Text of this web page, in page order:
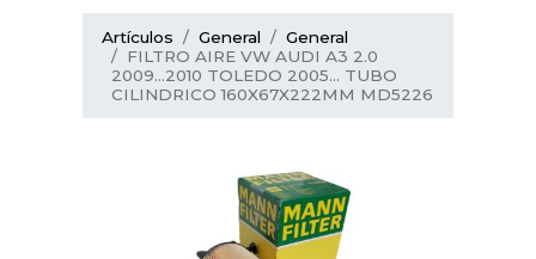
Artículos General
General
FILTRO AIRE VW AUDI A3 2.0
2009...2010 TOLEDO 2005... TUBO
CILINDRICO 160X67X222MM MD5226